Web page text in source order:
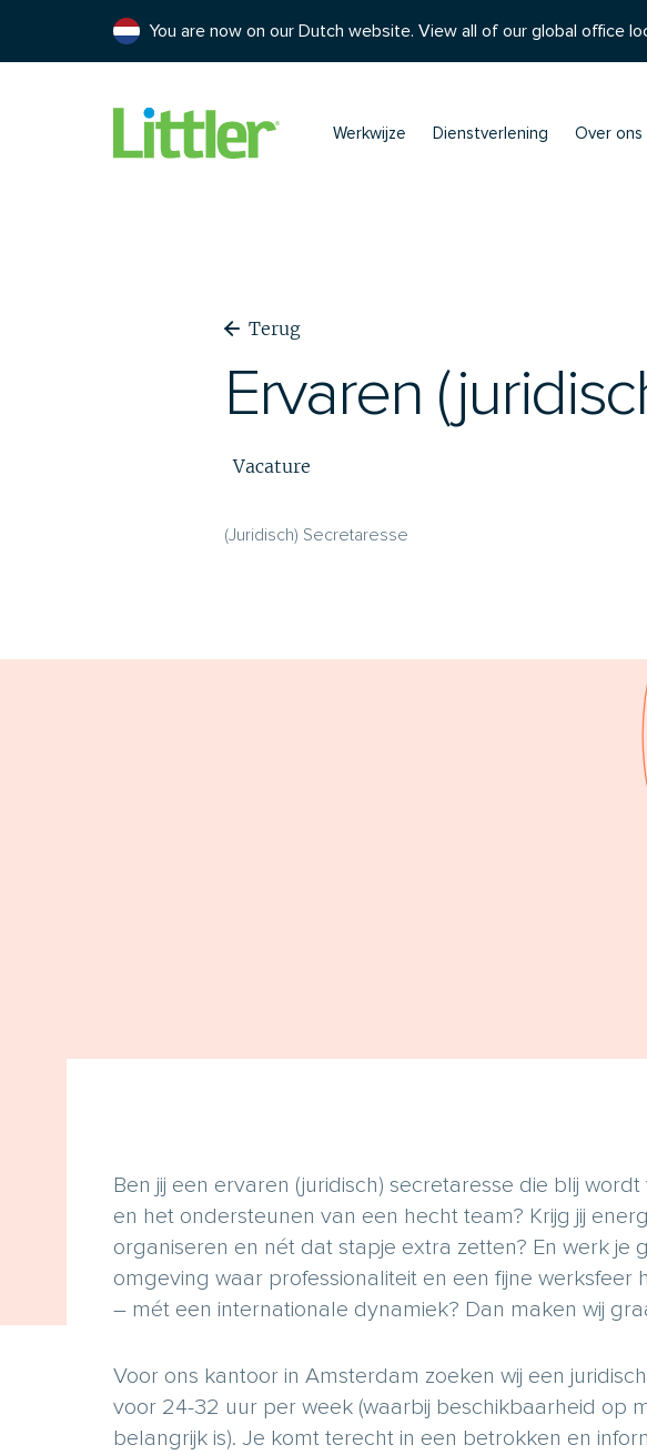
You are now on our Dutch website. View all of our global office
Werkwijze Dienstverlening Over ons
Terug
Ervaren
Vacature
(Juridisch) Secretaresse
Ben jij een ervaren (juridisch) secretaresse die blij
en het ondersteunen van een hecht team? Krijg jij
organiseren en nét dat stapje extra zetten? En werk je
omgeving waar professionaliteit en een fijne werksfeer
– mét een internationale dynamiek? Dan maken wij
Voor ons kantoor in Amsterdam zoeken wij een
voor 24-32 uur per week (waarbij beschikbaarheid op
belangrijk is). Je komt terecht in een betrokken en